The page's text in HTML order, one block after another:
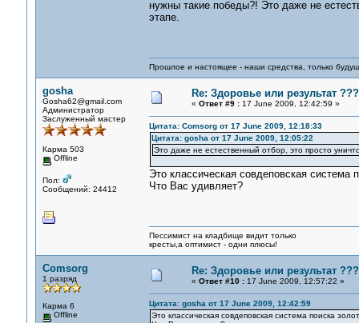
нужны такие победы?! Это даже не
этапе.
Прошлое и настоящее - наши средства, только
gosha
Gosha62@gmail.com
Администратор
Заслуженный мастер
Карма 503
Offline
Пол:
Сообщений: 24412
Re: Здоровье или результат ???
« Ответ #9 :17 June 2009, 12:42:59 »
Цитата: Comsorg от 17 June 2009, 12:18:33
Цитата: gosha от 17 June 2009, 12:05:22
Это даже не естественный отбор, это просто
Это классическая совдеповская система
Что Вас удивляет?
Пессимист на кладбище видит только
кресты,а оптимист - одни плюсы!
Comsorg
1 разряд
Карма 6
Offline
Re: Здоровье или результат ???
« Ответ #10 :17 June 2009, 12:57:22 »
Цитата: gosha от 17 June 2009, 12:42:59
Это классическая совдеповская система поиска